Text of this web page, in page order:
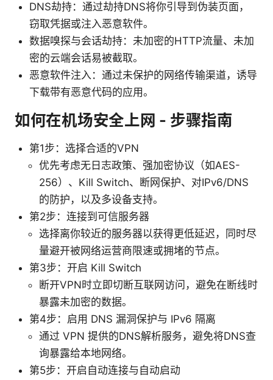
DNS劫持：通过劫持DNS将你引导到伪装页面，
窃取凭据或注入恶意软件。
数据嗅探与会话劫持：未加密的HTTP流量、未加
密的云端会话易被截取。
恶意软件注入：通过未保护的网络传输渠道，诱导
下载带有恶意代码的应用。
如何在机场安全上网 - 步骤指南
第1步：选择合适的VPN
优先考虑无日志政策、强加密协议（如AES-
256）、Kill Switch、断网保护、对IPv6/DNS
的防护，以及多设备支持。
第2步：连接到可信服务器
选择离你较近的服务器以获得更低延迟，同时尽
量避开被网络运营商限速或拥堵的节点。
第3步：开启 Kill Switch
断开VPN时立即切断互联网访问，避免在断线时
暴露未加密的数据。
第4步：启用 DNS 漏洞保护与 IPv6 隔离
通过 VPN 提供的DNS解析服务，避免将DNS查
询暴露给本地网络。
第5步：开启自动连接与自动启动